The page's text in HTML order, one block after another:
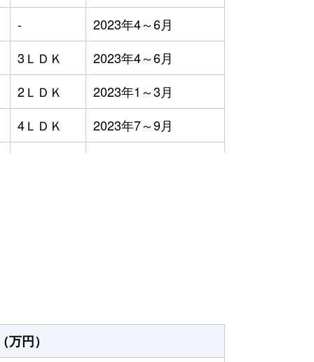
-
2023年4～6月
3ＬＤＫ
2023年4～6月
2ＬＤＫ
2023年1～3月
4ＬＤＫ
2023年7～9月
3ＬＤＫ
2023年7～9月
万円）